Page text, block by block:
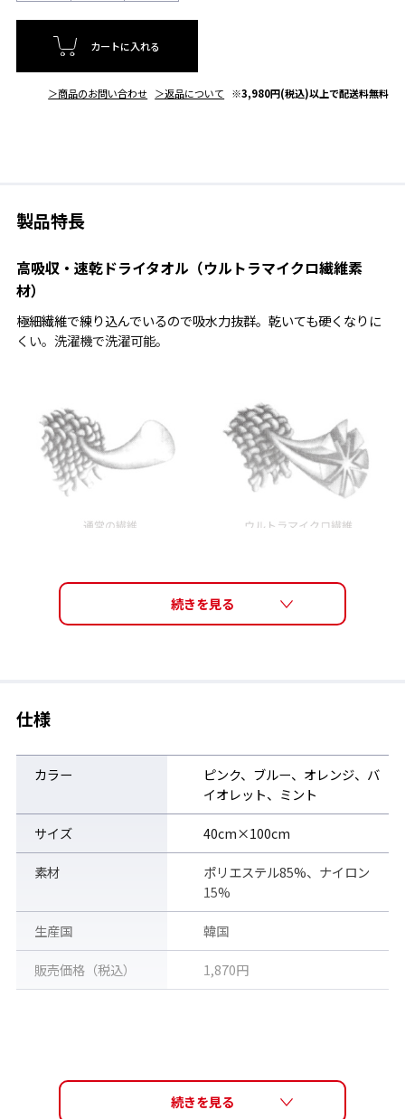
カートに入れる
＞商品のお問い合わせ ＞返品について ※3,980円(税込)以上で配送料無料
製品特長
高吸収・速乾ドライタオル（ウルトラマイクロ繊維素
材）
極細繊維で練り込んでいるので吸水力抜群。乾いても硬くなりに
くい。洗濯機で洗濯可能。
ジムやプール、荷物の多くなるレジャーにおすすめ。
仕様
カラー
ピンク、ブルー、オレンジ、バ
イオレット、ミント
サイズ 40cm×100cm
素材
ポリエステル85%、ナイロン
15%
生産国 韓国
販売価格（税込） 1,870円